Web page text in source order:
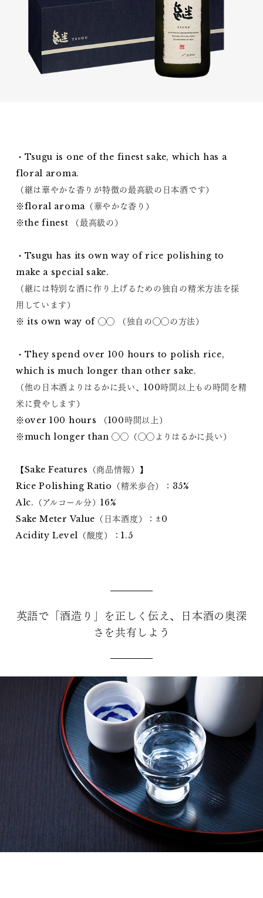
・Tsugu is one of the finest sake, which has a
floral aroma.
（継は華やかな香りが特徴の最高級の日本酒です）
※floral aroma（華やかな香り）
※the finest （最高級の）
・Tsugu has its own way of rice polishing to
make a special sake.
（継には特別な酒に作り上げるための独自の精米方法を採
用しています）
※ its own way of ◯◯ （独自の◯◯の方法）
・They spend over 100 hours to polish rice,
which is much longer than other sake.
（他の日本酒よりはるかに長い、100時間以上もの時間を精
米に費やします）
※over 100 hours （100時間以上）
※much longer than ◯◯（◯◯よりはるかに長い）
【Sake Features（商品情報）】
Rice Polishing Ratio（精米歩合）：35%
Alc.（アルコール分）16%
Sake Meter Value（日本酒度）：±0
Acidity Level（酸度）：1.5
英語で「酒造り」を正しく伝え、日本酒の奥深
さを共有しよう